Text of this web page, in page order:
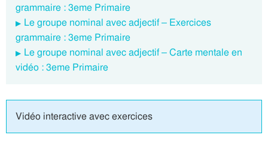
grammaire : 3eme Primaire
Le groupe nominal avec adjectif – Exercices
grammaire : 3eme Primaire
Le groupe nominal avec adjectif – Carte mentale en
vidéo : 3eme Primaire
Vidéo interactive avec exercices